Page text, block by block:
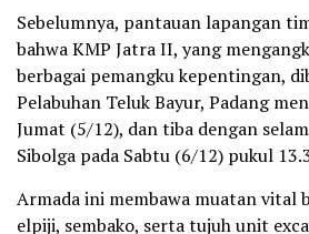
Sebelumnya, pantauan lapangan
bahwa KMP Jatra II, yang
berbagai pemangku kepentingan,
Pelabuhan Teluk Bayur, Padang
Jumat (5/12), dan tiba dengan
Sibolga pada Sabtu (6/12) pukul
Armada ini membawa muatan vital
elpiji, sembako, serta tujuh unit